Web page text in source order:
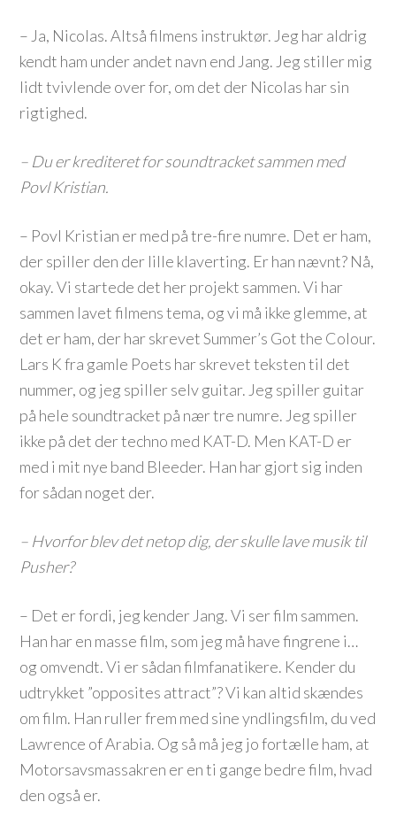
– Ja, Nicolas. Altså filmens instruktør. Jeg har aldrig
kendt ham under andet navn end Jang. Jeg stiller mig
lidt tvivlende over for, om det der Nicolas har sin
rigtighed.
– Du er krediteret for soundtracket sammen med
Povl Kristian.
– Povl Kristian er med på tre-fire numre. Det er ham,
der spiller den der lille klaverting. Er han nævnt? Nå,
okay. Vi startede det her projekt sammen. Vi har
sammen lavet filmens tema, og vi må ikke glemme, at
det er ham, der har skrevet Summer’s Got the Colour.
Lars K fra gamle Poets har skrevet teksten til det
nummer, og jeg spiller selv guitar. Jeg spiller guitar
på hele soundtracket på nær tre numre. Jeg spiller
ikke på det der techno med KAT-D. Men KAT-D er
med i mit nye band Bleeder. Han har gjort sig inden
for sådan noget der.
– Hvorfor blev det netop dig, der skulle lave musik til
Pusher?
– Det er fordi, jeg kender Jang. Vi ser film sammen.
Han har en masse film, som jeg må have fingrene i…
og omvendt. Vi er sådan filmfanatikere. Kender du
udtrykket ”opposites attract”? Vi kan altid skændes
om film. Han ruller frem med sine yndlingsfilm, du ved
Lawrence of Arabia. Og så må jeg jo fortælle ham, at
Motorsavsmassakren er en ti gange bedre film, hvad
den også er.